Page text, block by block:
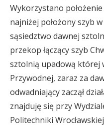
Wykorzystano
najniżej położony szyb
sąsiedztwo dawnej
przekop łączący szyb
sztolnią upadową której
Przywodnej, zaraz za
odwadniający zaczął
znajduję się przy
Politechniki